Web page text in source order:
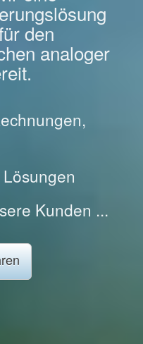
den
analoger
Kunden ...